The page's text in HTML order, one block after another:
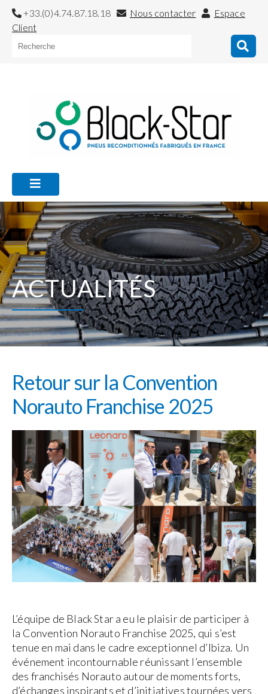
+33.(0)4.74.87.18.18 Nous contacter
Espace
Client
ACTUALITÉS
Retour sur la Convention
Norauto Franchise 2025
L’équipe de Black Star a eu le plaisir de participer à
la Convention Norauto Franchise 2025, qui s’est
tenue en mai dans le cadre exceptionnel d’Ibiza. Un
événement incontournable réunissant l’ensemble
des franchisés Norauto autour de moments forts,
d’échanges inspirants et d’initiatives tournées vers